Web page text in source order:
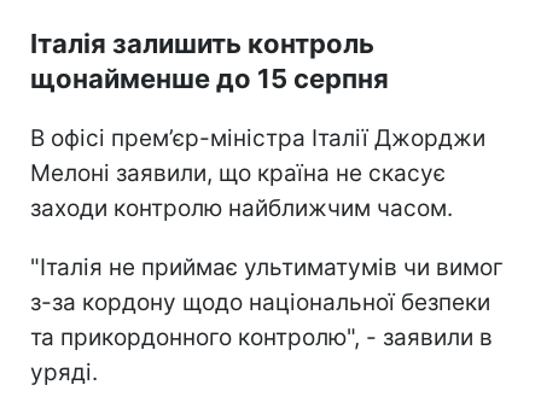
Італія залишить контроль
щонайменше до 15 серпня
В офісі прем’єр-міністра Італії Джорджи
Мелоні заявили, що країна не скасує
заходи контролю найближчим часом.
"Італія не приймає ультиматумів чи вимог
з-за кордону щодо національної безпеки
та прикордонного контролю", - заявили в
уряді.